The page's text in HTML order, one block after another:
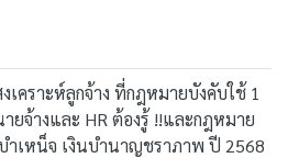
เคราะห์ลูกจ้าง ที่กฎหมายบังคับใช้ 1
ยจ้างและ HR ต้องรู้ !!และกฎหมาย
ำเหน็จ เงินบำนาญชราภาพ ปี 2568